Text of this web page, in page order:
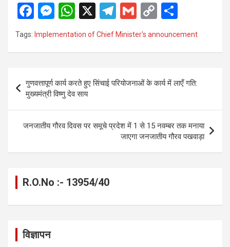
F
a
ce
o
o
k
M
es
se
g
er
W
h
at
A
p
p
X
T
el
e
a
G
m
ail
C
py
n
ar
Tags: Implementation of Chief Minister's announcement
navigation
गुणवत्तापूर्ण कार्य करते हुए सिंचाई परियोजनाओं के कार्य में लाएँ गति:
मुख्यमंत्री विष्णु देव साय
जनजातीय गौरव दिवस पर समूचे प्रदेश में 1 से 15 नवम्बर तक मनाया
जाएगा जनजातीय गौरव पखवाड़ा
R.O.No :- 13954/40
विज्ञापन